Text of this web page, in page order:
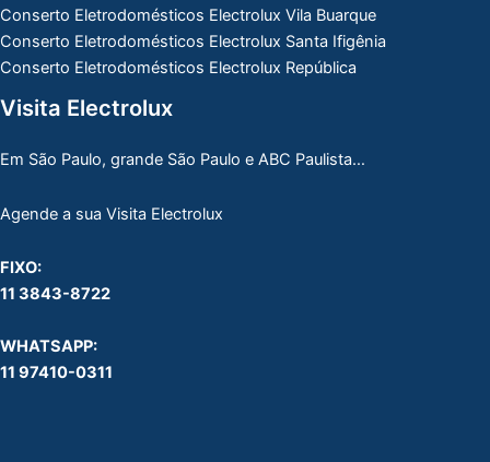
Conserto Eletrodomésticos Electrolux Vila Buarque
Conserto Eletrodomésticos Electrolux Santa Ifigênia
Conserto Eletrodomésticos Electrolux República
Visita Electrolux
Em São Paulo, grande São Paulo e ABC Paulista…
Agende a sua Visita Electrolux
FIXO:
11 3843-8722
WHATSAPP:
11 97410-0311